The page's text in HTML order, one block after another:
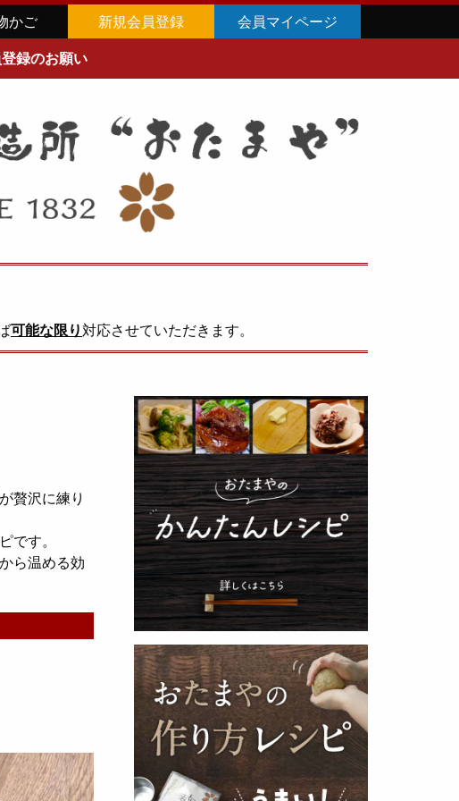
かご 新規会員登録 会員マイページ
録のお願い
可能な限り対応させていただきます。
贅沢に練り
です。
ら温める効